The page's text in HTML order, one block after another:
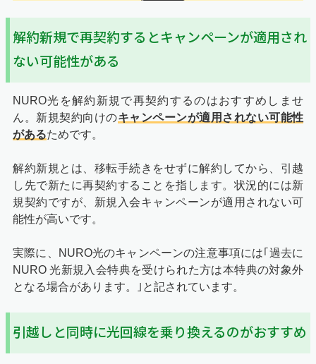
解約新規で再契約するとキャンペーンが適用され
ない可能性がある
NURO光を解約新規で再契約するのはおすすめしませ
ん。新規契約向けのキャンペーンが適用されない可能性
があるためです。
解約新規とは、移転手続きをせずに解約してから、引越
し先で新たに再契約することを指します。状況的には新
規契約ですが、新規入会キャンペーンが適用されない可
能性が高いです。
実際に、NURO光のキャンペーンの注意事項には｢過去に
NURO 光新規入会特典を受けられた方は本特典の対象外
となる場合があります。｣と記されています。
引越しと同時に光回線を乗り換えるのがおすすめ